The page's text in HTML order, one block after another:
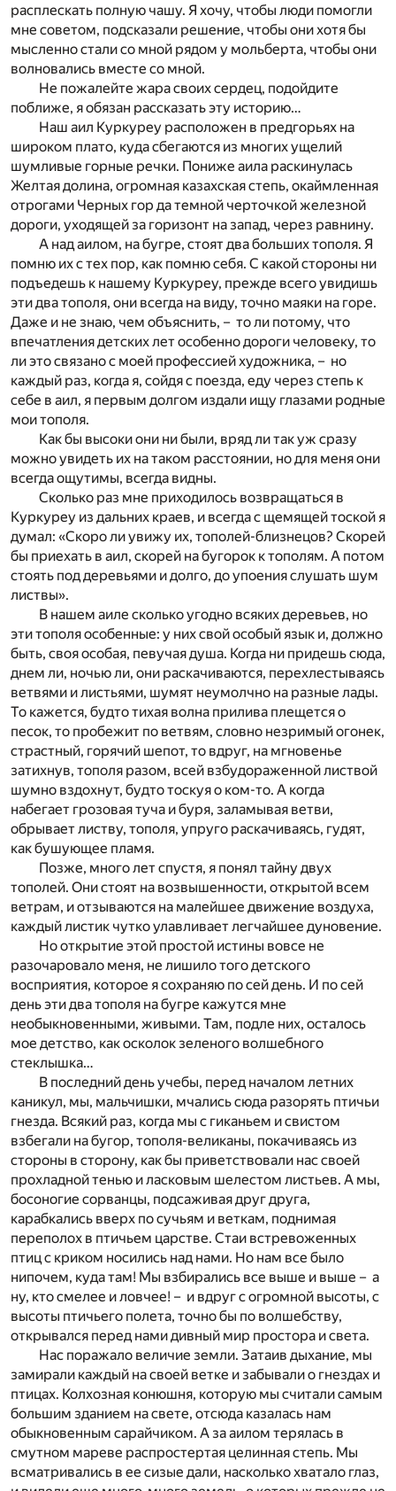
расплескать полную чашу. Я хочу, чтобы люди помогли
мне советом, подсказали решение, чтобы они хотя бы
мысленно стали со мной рядом у мольберта, чтобы они
волновались вместе со мной.
Не пожалейте жара своих сердец, подойдите
поближе, я обязан рассказать эту историю…
Наш аил Куркуреу расположен в предгорьях на
широком плато, куда сбегаются из многих ущелий
шумливые горные речки. Пониже аила раскинулась
Желтая долина, огромная казахская степь, окаймленная
отрогами Черных гор да темной черточкой железной
дороги, уходящей за горизонт на запад, через равнину.
А над аилом, на бугре, стоят два больших тополя. Я
помню их с тех пор, как помню себя. С какой стороны ни
подъедешь к нашему Куркуреу, прежде всего увидишь
эти два тополя, они всегда на виду, точно маяки на горе.
Даже и не знаю, чем объяснить, – то ли потому, что
впечатления детских лет особенно дороги человеку, то
ли это связано с моей профессией художника, – но
каждый раз, когда я, сойдя с поезда, еду через степь к
себе в аил, я первым долгом издали ищу глазами родные
мои тополя.
Как бы высоки они ни были, вряд ли так уж сразу
можно увидеть их на таком расстоянии, но для меня они
всегда ощутимы, всегда видны.
Сколько раз мне приходилось возвращаться в
Куркуреу из дальних краев, и всегда с щемящей тоской я
думал: «Скоро ли увижу их, тополей-близнецов? Скорей
бы приехать в аил, скорей на бугорок к тополям. А потом
стоять под деревьями и долго, до упоения слушать шум
листвы».
В нашем аиле сколько угодно всяких деревьев, но
эти тополя особенные: у них свой особый язык и, должно
быть, своя особая, певучая душа. Когда ни придешь сюда,
днем ли, ночью ли, они раскачиваются, перехлестываясь
ветвями и листьями, шумят неумолчно на разные лады.
То кажется, будто тихая волна прилива плещется о
песок, то пробежит по ветвям, словно незримый огонек,
страстный, горячий шепот, то вдруг, на мгновенье
затихнув, тополя разом, всей взбудораженной листвой
шумно вздохнут, будто тоскуя о ком-то. А когда
набегает грозовая туча и буря, заламывая ветви,
обрывает листву, тополя, упруго раскачиваясь, гудят,
как бушующее пламя.
Позже, много лет спустя, я понял тайну двух
тополей. Они стоят на возвышенности, открытой всем
ветрам, и отзываются на малейшее движение воздуха,
каждый листик чутко улавливает легчайшее дуновение.
Но открытие этой простой истины вовсе не
разочаровало меня, не лишило того детского
восприятия, которое я сохраняю по сей день. И по сей
день эти два тополя на бугре кажутся мне
необыкновенными, живыми. Там, подле них, осталось
мое детство, как осколок зеленого волшебного
стеклышка…
В последний день учебы, перед началом летних
каникул, мы, мальчишки, мчались сюда разорять птичьи
гнезда. Всякий раз, когда мы с гиканьем и свистом
взбегали на бугор, тополя-великаны, покачиваясь из
стороны в сторону, как бы приветствовали нас своей
прохладной тенью и ласковым шелестом листьев. А мы,
босоногие сорванцы, подсаживая друг друга,
карабкались вверх по сучьям и веткам, поднимая
переполох в птичьем царстве. Стаи встревоженных
птиц с криком носились над нами. Но нам все было
нипочем, куда там! Мы взбирались все выше и выше – а
ну, кто смелее и ловчее! – и вдруг с огромной высоты, с
высоты птичьего полета, точно бы по волшебству,
открывался перед нами дивный мир простора и света.
Нас поражало величие земли. Затаив дыхание, мы
замирали каждый на своей ветке и забывали о гнездах и
птицах. Колхозная конюшня, которую мы считали самым
большим зданием на свете, отсюда казалась нам
обыкновенным сарайчиком. А за аилом терялась в
смутном мареве распростертая целинная степь. Мы
всматривались в ее сизые дали, насколько хватало глаз,